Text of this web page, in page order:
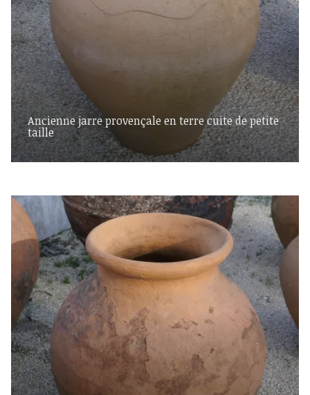
Ancienne jarre provençale en terre cuite de petite
taille